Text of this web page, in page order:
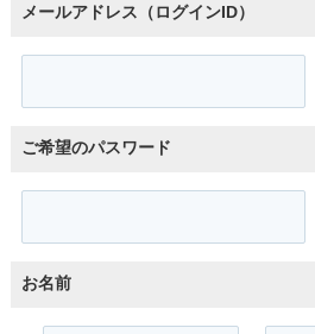
メールアドレス（ログインID）
ご希望のパスワード
お名前